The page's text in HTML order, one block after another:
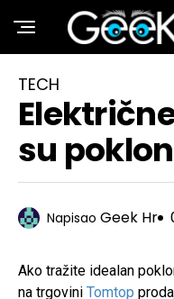
TECH
su
Napisao Geek Hr
Ako tražite idealan
na trgovini Tomtop